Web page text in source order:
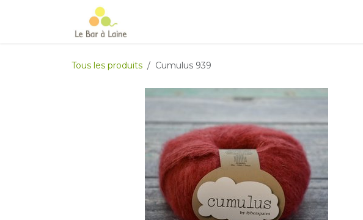
Se rendre au contenu
Tous les produits Cumulus 939